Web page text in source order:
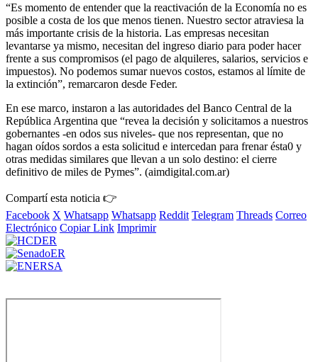
“Es momento de entender que la reactivación de la Economía no es
posible a costa de los que menos tienen. Nuestro sector atraviesa la
más importante crisis de la historia. Las empresas necesitan
levantarse ya mismo, necesitan del ingreso diario para poder hacer
frente a sus compromisos (el pago de alquileres, salarios, servicios e
impuestos). No podemos sumar nuevos costos, estamos al límite de
la extinción”, remarcaron desde Feder.
En ese marco, instaron a las autoridades del Banco Central de la
República Argentina que “revea la decisión y solicitamos a nuestros
gobernantes -en odos sus niveles- que nos representan, que no
hagan oídos sordos a esta solicitud e intercedan para frenar ésta0 y
otras medidas similares que llevan a un solo destino: el cierre
definitivo de miles de Pymes”. (aimdigital.com.ar)
Compartí esta noticia 👉
Facebook X Whatsapp Whatsapp Reddit Telegram Threads Correo
Electrónico Copiar Link Imprimir